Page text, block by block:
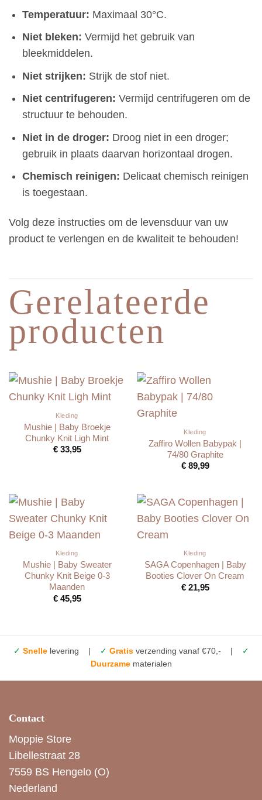
Temperatuur: Maximaal 30°C.
Niet bleken: Vermijd het gebruik van
bleekmiddelen.
Niet strijken: Strijk de stof niet.
Niet centrifugeren: Vermijd centrifugeren om de
structuur te behouden.
Niet in de droger: Droog niet in een droger;
gebruik in plaats daarvan horizontaal drogen.
Chemisch reinigen: Delicaat chemisch reinigen
is toegestaan.
Volg deze instructies om de levensduur van uw
product te verlengen en de kwaliteit te behouden!
Gerelateerde
producten
Kleding
Mushie | Baby Broekje
Chunky Knit Ligh Mint
€33,95
Kleding
Zaffiro Wollen Babypak |
74/80 Graphite
€89,99
Kleding
Mushie | Baby Sweater
Chunky Knit Beige 0-3
Maanden
€45,95
Kleding
SAGA Copenhagen | Baby
Booties Clover On Cream
€21,95
✓ Snellelevering | ✓ Gratisverzending vanaf €70,- |
✓
Duurzamematerialen
Contact
Moppie Store
Libellestraat 28
7559 BS Hengelo (O)
Nederland